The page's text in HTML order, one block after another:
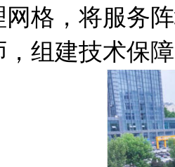
格，将服务
组建技术保